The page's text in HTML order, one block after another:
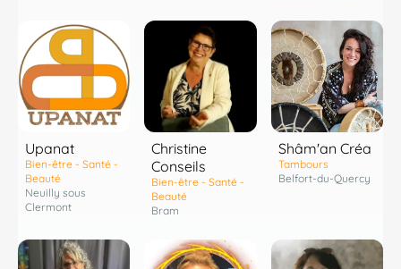
Upanat
Bien-être - Santé -
Beauté
Neuilly sous
Clermont
Christine
Conseils
Bien-être - Santé -
Beauté
Bram
Shâm'an Créa
Tambours
Belfort-du-Quercy